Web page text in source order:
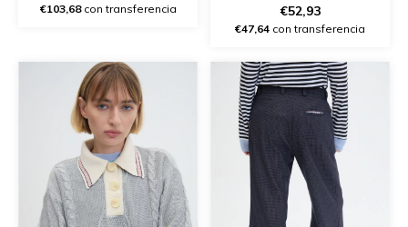
€103,68con transferencia
€52,93
€47,64 con transferencia